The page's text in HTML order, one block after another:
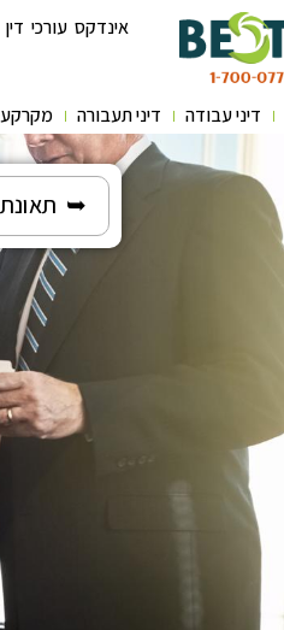
אינדקס עורכי דין
דיני עבודה דיני תעבורה
➥ תאונת